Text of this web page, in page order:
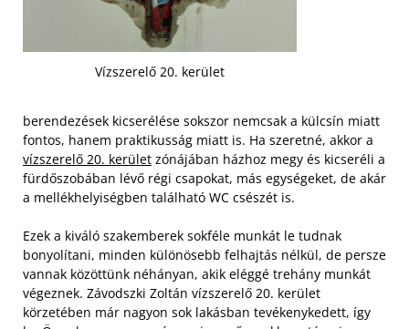
Vízszerelő 20. kerület
berendezések kicserélése sokszor nemcsak a külcsín miatt
fontos, hanem praktikusság miatt is. Ha szeretné, akkor a
vízszerelő 20. kerület zónájában házhoz megy és kicseréli a
fürdőszobában lévő régi csapokat, más egységeket, de akár
a mellékhelyiségben található WC csészét is.
Ezek a kiváló szakemberek sokféle munkát le tudnak
bonyolítani, minden különösebb felhajtás nélkül, de persze
vannak közöttünk néhányan, akik eléggé trehány munkát
végeznek. Závodszki Zoltán vízszerelő 20. kerület
körzetében már nagyon sok lakásban tevékenykedett, így